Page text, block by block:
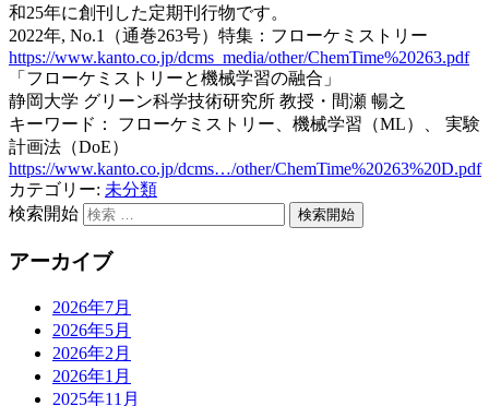
和25年に創刊した定期刊行物です。
2022年, No.1（通巻263号）特集：フローケミストリー
https://www.kanto.co.jp/dcms_media/other/ChemTime%20263.pdf
「フローケミストリーと機械学習の融合」
静岡大学 グリーン科学技術研究所 教授・間瀬 暢之
キーワード： フローケミストリー、機械学習（ML）、 実験
計画法（DoE）
https://www.kanto.co.jp/dcms…/other/ChemTime%20263%20D.pdf
カテゴリー: 未分類
検索開始
アーカイブ
2026年7月
2026年5月
2026年2月
2026年1月
2025年11月